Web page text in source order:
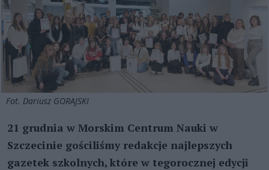
Fot. Dariusz GORAJSKI
21 grudnia w Morskim Centrum Nauki w
Szczecinie gościliśmy redakcje najlepszych
gazetek szkolnych, które w tegorocznej edycji